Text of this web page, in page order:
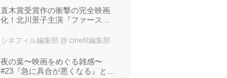
直木賞受賞作の衝撃の完全映画
化！北川景子主演『ファースト
化学反応」と絶賛した追加キャ
塚洋介！
シネフィル編集部 @ cinefil編集部
夜の葉〜映画をめぐる雑感〜
#23『急に具合が悪くなる』と宮